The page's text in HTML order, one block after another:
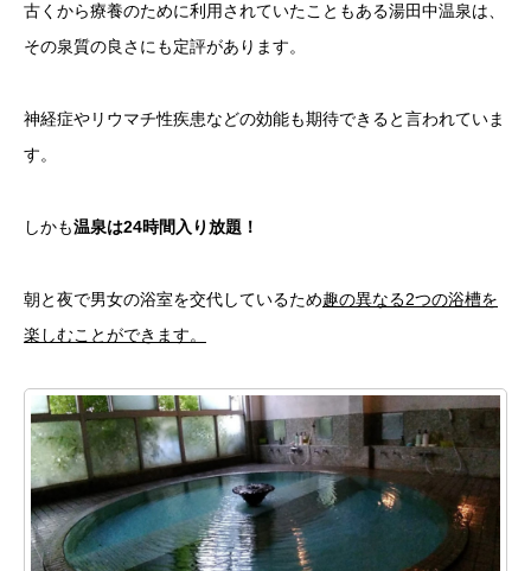
古くから療養のために利用されていたこともある湯田中温泉は、
その泉質の良さにも定評があります。
神経症やリウマチ性疾患などの効能も期待できると言われていま
す。
しかも温泉は24時間入り放題！
朝と夜で男女の浴室を交代しているため趣の異なる2つの浴槽を
楽しむことができます。